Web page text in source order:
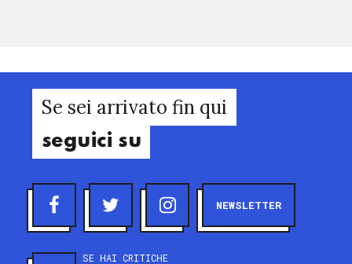
Se sei arrivato fin qui
seguici su
NEWSLETTER
SE HAI CRITICHE